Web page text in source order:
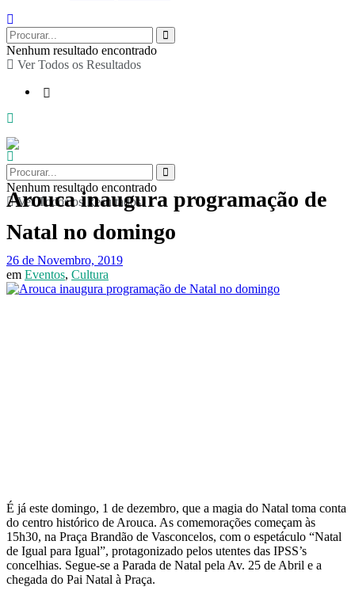
Nenhum resultado encontrado
Ver Todos os Resultados
Nenhum resultado encontrado
Ver Todos os Resultados
Arouca inaugura programação de
Natal no domingo
26 de Novembro, 2019
em Eventos, Cultura
É já este domingo, 1 de dezembro, que a magia do Natal toma conta
do centro histórico de Arouca. As comemorações começam às
15h30, na Praça Brandão de Vasconcelos, com o espetáculo “Natal
de Igual para Igual”, protagonizado pelos utentes das IPSS’s
concelhias. Segue-se a Parada de Natal pela Av. 25 de Abril e a
chegada do Pai Natal à Praça.